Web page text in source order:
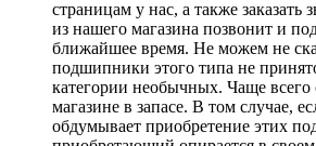
страницам у нас, а также заказать
из нашего магазина позвонит и
ближайшее время. Не можем не
подшипники этого типа не
категории необычных. Чаще
магазине в запасе. В том случае,
обдумывает приобретение этих